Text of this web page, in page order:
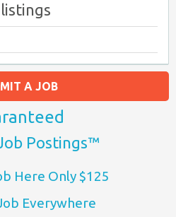
A JOB
Postings™
Here Only $125
Everywhere